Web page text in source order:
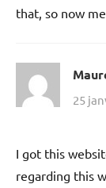
that, so now
25
I got this
regarding this